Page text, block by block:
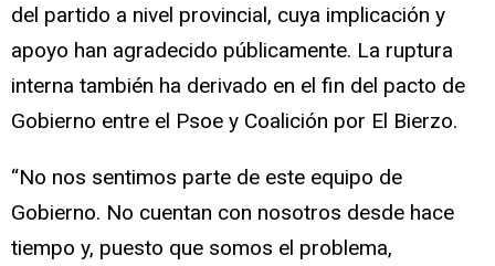
del partido a nivel provincial, cuya implicación y
apoyo han agradecido públicamente. La ruptura
interna también ha derivado en el fin del pacto de
Gobierno entre el Psoe y Coalición por El Bierzo.
“No nos sentimos parte de este equipo de
Gobierno. No cuentan con nosotros desde hace
tiempo y, puesto que somos el problema,